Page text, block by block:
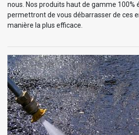
nous. Nos produits haut de gamme 100%
permettront de vous débarrasser de ces
manière la plus efficace.